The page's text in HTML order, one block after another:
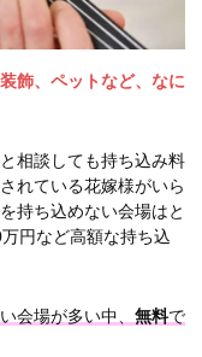
飾、ペットなど、なに
相談しても持ち込み料
れている花嫁様がいら
持ち込めない会場はと
円など高額な持ち込
会場が多い中、 無料で